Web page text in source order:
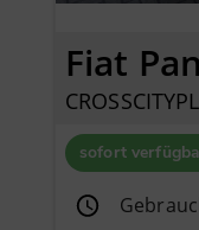
Fiat
sofort